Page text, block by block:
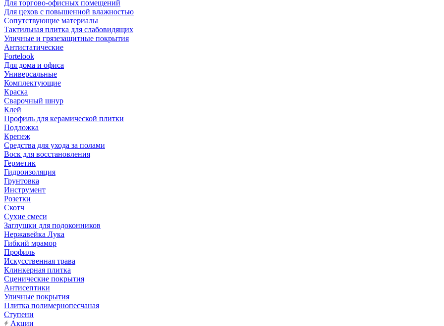
Для торгово-офисных помещений
Для цехов с повышенной влажностью
Сопутствующие материалы
Тактильная плитка для слабовидящих
Уличные и грязезащитные покрытия
Антистатические
Fortelook
Для дома и офиса
Универсальные
Комплектующие
Краска
Сварочный шнур
Клей
Профиль для керамической плитки
Подложка
Крепеж
Средства для ухода за полами
Воск для восстановления
Герметик
Гидроизоляция
Грунтовка
Инструмент
Розетки
Скотч
Сухие смеси
Заглушки для подоконников
Нержавейка Лука
Гибкий мрамор
Профиль
Искусственная трава
Клинкерная плитка
Сценические покрытия
Антисептики
Уличные покрытия
Плитка полимернопесчаная
Ступени
Акции